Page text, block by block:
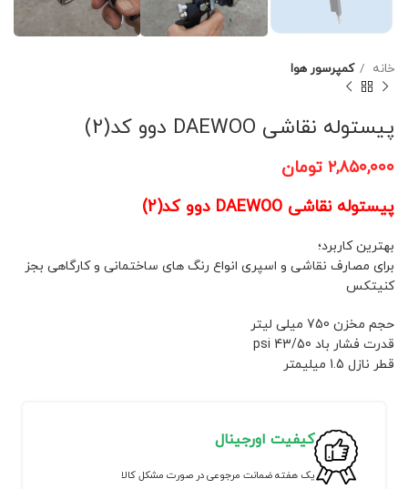
خانه کمپرسور هوا
پیستوله نقاشی DAEWOO دوو کد(2)
۲,۸۵۰,۰۰۰ تومان
پیستوله نقاشی DAEWOO دوو کد(2)
بهترین کاربرد؛
برای مصارف نقاشی و اسپری انواع رنگ های ساختمانی و کارگاهی بجز
کنیتکس
حجم مخزن 750 میلی لیتر
قدرت فشار باد 43/50 psi
قطر نازل 1.5 میلیمتر
کیفیت اورجینال
یک هفته ضمانت مرجوعی در صورت مشکل کالا